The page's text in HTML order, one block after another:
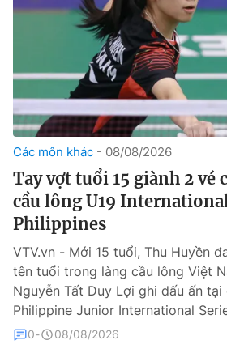
® Cấm sao chép dưới mọi hình thức nếu
thuận bằng văn bản. Ghi rõ nguồn
thông tin từ website này.
Các môn khác 08/08/2026
Tay vợt tuổi 15 giành 2 vé
cầu lông U19
Philippines
VTV.vn - Mới 15 tuổi, Thu Huyền
tên tuổi trong làng cầu lông Việt
Nguyễn Tất Duy Lợi ghi dấu ấn
Philippine Junior International
0 08/08/2026